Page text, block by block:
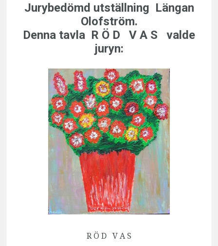
Jurybedömd utställning Längan
Olofström.
Denna tavla R Ö D V A S
valde
juryn:
R Ö D V A S